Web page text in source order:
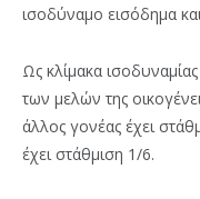
ισοδύναμο εισόδημα
Ως κλίμακα
των μελών της
άλλος γονέας έχει
έχει στάθμιση 1/6.